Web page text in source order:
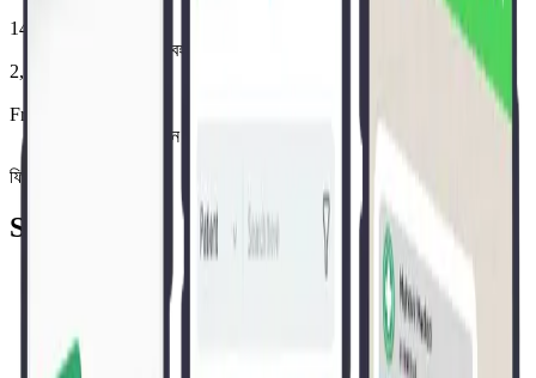
14,800+
ফার্মেসি ও গ্রুপ ব্যবহারকারী
2,00,000+
Free
বিনামূল্যে মাইগ্রেশন ও অনবোর্ডিং
ফিচার
Saarthi App
স্মার্টফোনে পূর্ণ বিলিং